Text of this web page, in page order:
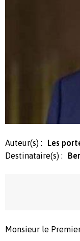
Auteur(s) :
Les
Destinataire(s) :
Monsieur le